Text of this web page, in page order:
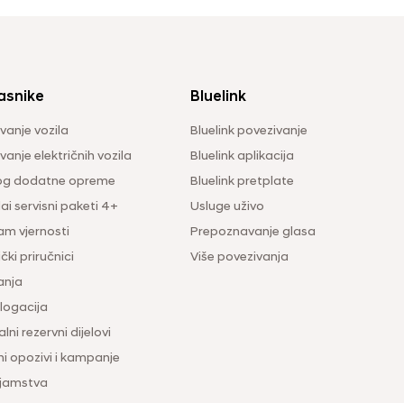
vozila
električnih vozila
dodatne opreme
servisni paketi 4+
vjernosti
priručnici
rezervni dijelovi
opozivi i kampanje
Bluelink
Bluelink povezivanje
Bluelink aplikacija
Bluelink pretplate
Usluge uživo
Prepoznavanje glasa
Više povezivanja